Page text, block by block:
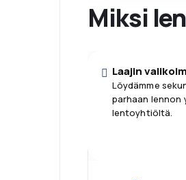
Miksi
Laajin
Löydämme
parhaan lennon
lentoyhtiöltä.